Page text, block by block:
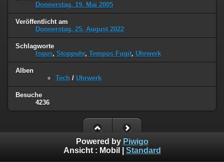
Donnerstag, 19. Mai 2005
Veröffentlicht am
Donnerstag, 25. August 2022
Schlagworte
Isgus, Stoppuhr, Tempus Fugit, Uhrwerk
Alben
Tech / Uhrwerk
Besuche
4236
Powered by Piwigo
Ansicht : Mobil Standard